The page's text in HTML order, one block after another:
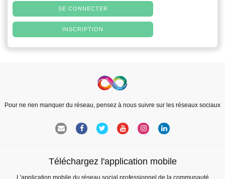
SE CONNECTER
INSCRIPTION
Pour ne rien manquer du réseau, pensez à nous suivre sur les réseaux sociaux
Téléchargez l'application mobile
L'application mobile du réseau social professionnel de la communauté